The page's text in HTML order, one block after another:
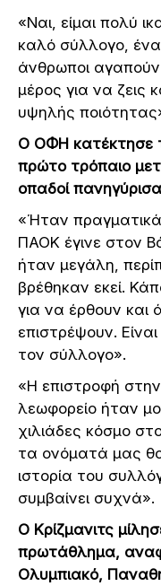
«Ναι, είμαι πολύ
καλό σύλλογο,
άνθρωποι
μέρος για να ζεις
υψηλής
Ο ΟΦΗ κατέκτησε
πρώτο τρόπαιο
οπαδοί
«Ήταν
ΠΑΟΚ έγινε στον
ήταν μεγάλη,
βρέθηκαν εκεί.
για να έρθουν και
επιστρέψουν.
τον σύλλογο».
«Η επιστροφή
λεωφορείο ήταν
χιλιάδες κόσμο
τα ονόματά μας
ιστορία του
συμβαίνει συχνά».
Ο Κρίζμανιτς
πρωτάθλημα,
Ολυμπιακό,